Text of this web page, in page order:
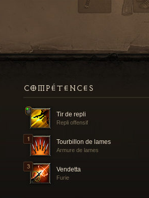
COMPÉTENCES
Tir de repli
Repli offensif
Tourbillon de lames
Armure de lames
Vendetta
Furie